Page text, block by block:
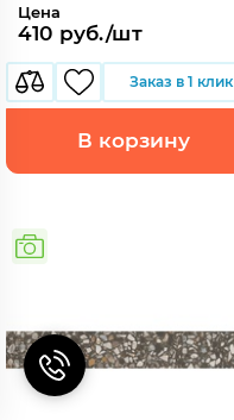
Цена
410 руб./шт
Заказ в 1 клик
В корзину